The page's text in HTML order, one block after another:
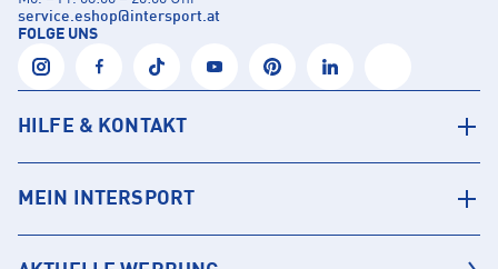
service.eshop@intersport.at
FOLGE UNS
HILFE & KONTAKT
MEIN INTERSPORT